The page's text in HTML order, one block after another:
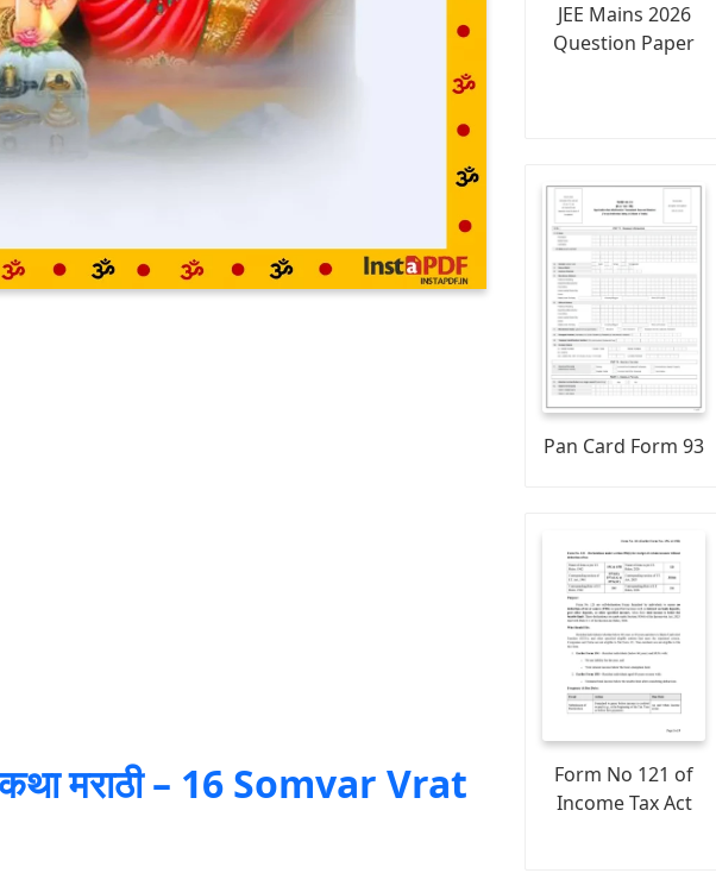
कथा मराठी – 16 Somvar Vrat
JEE Mains 2026
Question Paper
Pan Card Form 93
Form No 121 of
Income Tax Act